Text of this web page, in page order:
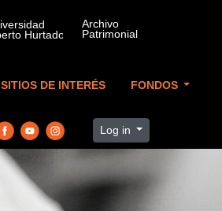
SITIOS DE INTERÉS FONDOS
Log in